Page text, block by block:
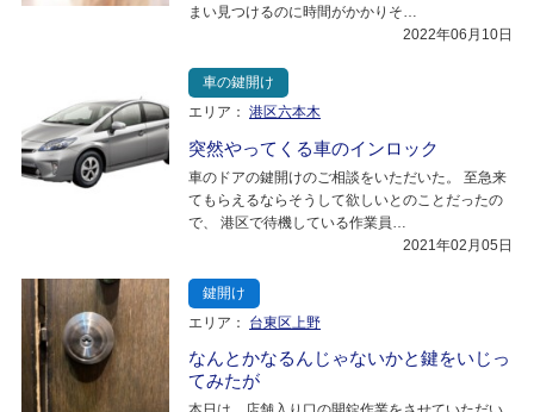
まい見つけるのに時間がかかりそ…
2022年06月10日
車の鍵開け
エリア： 港区六本木
突然やってくる車のインロック
車のドアの鍵開けのご相談をいただいた。 至急来
てもらえるならそうして欲しいとのことだったの
で、 港区で待機している作業員…
2021年02月05日
鍵開け
エリア：
台東区上野
なんとかなるんじゃないかと鍵をいじっ
てみたが